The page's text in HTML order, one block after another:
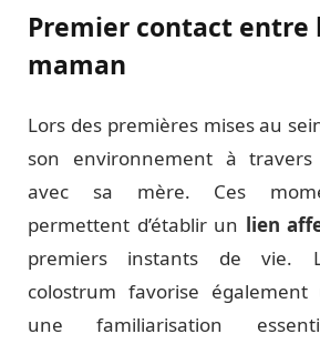
Premier contact entre
maman
Lors des premières mises au
son environnement à
avec sa mère. Ces
permettent d’établir un lien
premiers instants de vie.
colostrum favorise
une familiarisation